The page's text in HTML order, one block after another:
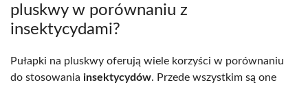
pluskwy w porównaniu z
insektycydami?
Pułapki na pluskwy oferują wiele korzyści w porównaniu
do stosowania insektycydów. Przede wszystkim są one